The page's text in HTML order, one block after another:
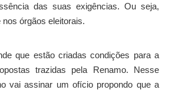
das suas exigências. Ou seja,
órgãos eleitorais.
que estão criadas condições para a
trazidas pela Renamo. Nesse
vai assinar um ofício propondo que a